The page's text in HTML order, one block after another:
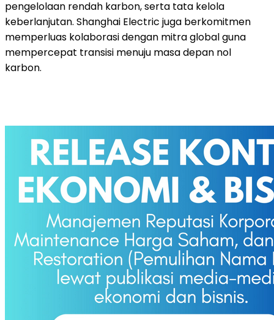
pengelolaan rendah karbon, serta tata kelola
keberlanjutan. Shanghai Electric juga berkomitmen
memperluas kolaborasi dengan mitra global guna
mempercepat transisi menuju masa depan nol
karbon.